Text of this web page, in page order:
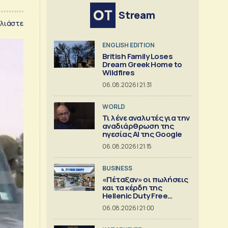
Stream
ENGLISH EDITION
British Family Loses
Dream Greek Home to
Wildfires
06.08.2026 | 21:31
WORLD
Τι λένε αναλυτές για την
αναδιάρθρωση της
ηγεσίας ΑΙ της Google
06.08.2026 | 21:15
BUSINESS
«Πέταξαν» οι πωλήσεις
και τα κέρδη της
Hellenic Duty Free
Shops
06.08.2026 | 21:00